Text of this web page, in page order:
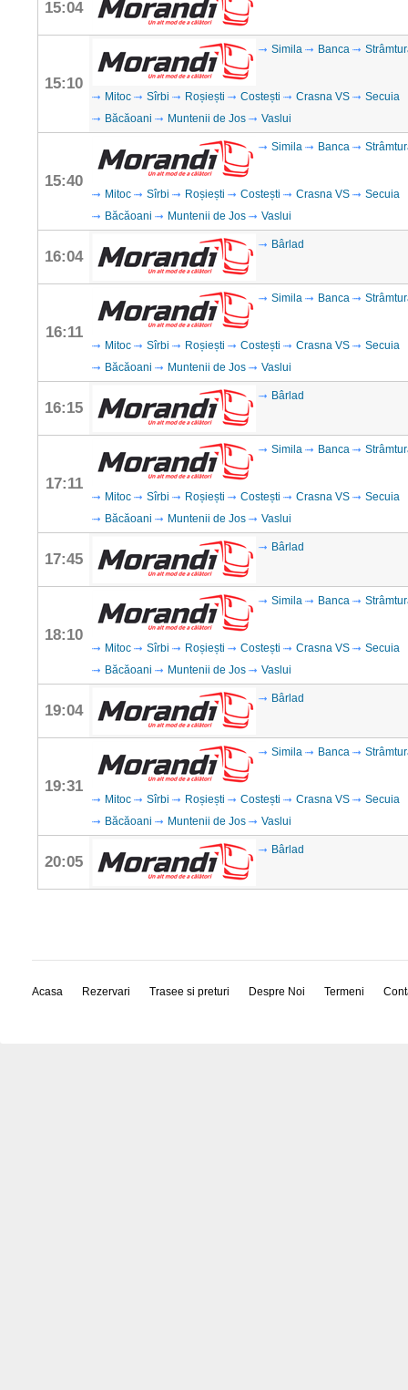
15:04
15:10
Simila Banca
Mitoc Sîrbi Roșiești Costești Crasna VS
Secuia
Băcăoani
Muntenii de Jos Vaslui
15:40
Simila Banca
Mitoc Sîrbi Roșiești Costești Crasna VS
Secuia
Băcăoani
Muntenii de Jos Vaslui
16:04
Bârlad
16:11
Simila Banca
Mitoc Sîrbi Roșiești Costești Crasna VS
Secuia
Băcăoani
Muntenii de Jos Vaslui
16:15
Bârlad
17:11
Simila Banca
Mitoc Sîrbi Roșiești Costești Crasna VS
Secuia
Băcăoani
Muntenii de Jos Vaslui
17:45
Bârlad
18:10
Simila Banca
Mitoc Sîrbi Roșiești Costești Crasna VS
Secuia
Băcăoani
Muntenii de Jos Vaslui
19:04
Bârlad
19:31
Simila Banca
Mitoc Sîrbi Roșiești Costești Crasna VS
Secuia
Băcăoani
Muntenii de Jos Vaslui
20:05
Bârlad
Acasa Rezervari Trasee si preturi Despre Noi Termeni